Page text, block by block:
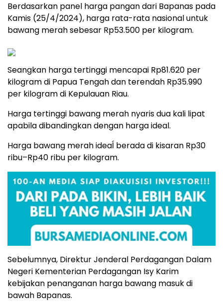
Berdasarkan panel harga pangan dari Bapanas pada
Kamis (25/4/2024), harga rata-rata nasional untuk
bawang merah sebesar Rp53.500 per kilogram.
Seangkan harga tertinggi mencapai Rp81.620 per
kilogram di Papua Tengah dan terendah Rp35.990
per kilogram di Kepulauan Riau.
Harga tertinggi bawang merah nyaris dua kali lipat
apabila dibandingkan dengan harga ideal.
Harga bawang merah ideaĺ berada di kisaran Rp30
ribu–Rp40 ribu per kilogram.
Sebelumnya, Direktur Jenderal Perdagangan Dalam
Negeri Kementerian Perdagangan Isy Karim
kebijakan penanganan harga bawang masuk di
bawah Bapanas.